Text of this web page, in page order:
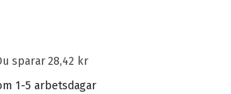
sparar28,42 kr
1-5 arbetsdagar